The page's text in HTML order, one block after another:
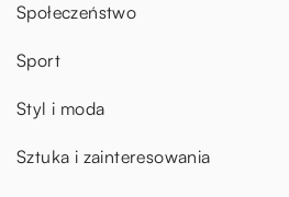
Społeczeństwo
Sport
Styl i moda
Sztuka i zainteresowania